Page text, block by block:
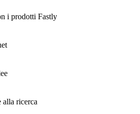
i prodotti Fastly
alla ricerca